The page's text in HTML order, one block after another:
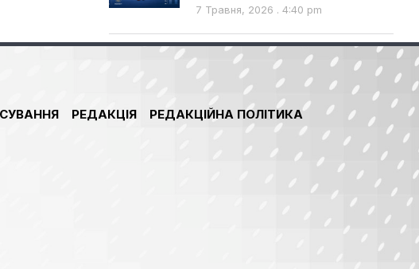
7 Травня, 2026 4:40 pm
РЕДАКЦІЯ РЕДАКЦІЙНА ПОЛІТИКА